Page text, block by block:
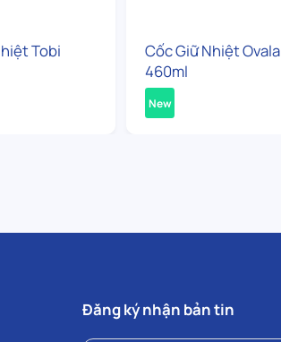
Tobi
Cốc Giữ Nhiệt Ovala
460ml
New
Đăng ký nhận bản tin